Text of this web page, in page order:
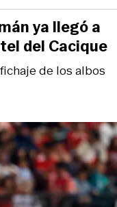
de los albos
ya llegó a
del Cacique